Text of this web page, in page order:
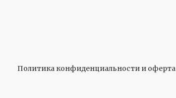
Политика конфиденциальности и оферта